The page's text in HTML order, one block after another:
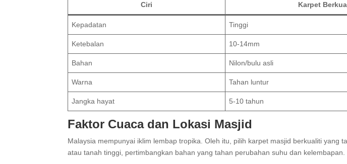
Ciri Karpet
Kepadatan Tinggi
Ketebalan 10-14mm
Bahan Nilon/bulu asli
Warna Tahan luntur
Jangka hayat 5-10 tahun
Faktor Cuaca dan Lokasi Masjid
Malaysia mempunyai iklim lembap tropika. Oleh itu, pilih karpet masjid berkualiti
atau tanah tinggi, pertimbangkan bahan yang tahan perubahan suhu dan kelembapan.